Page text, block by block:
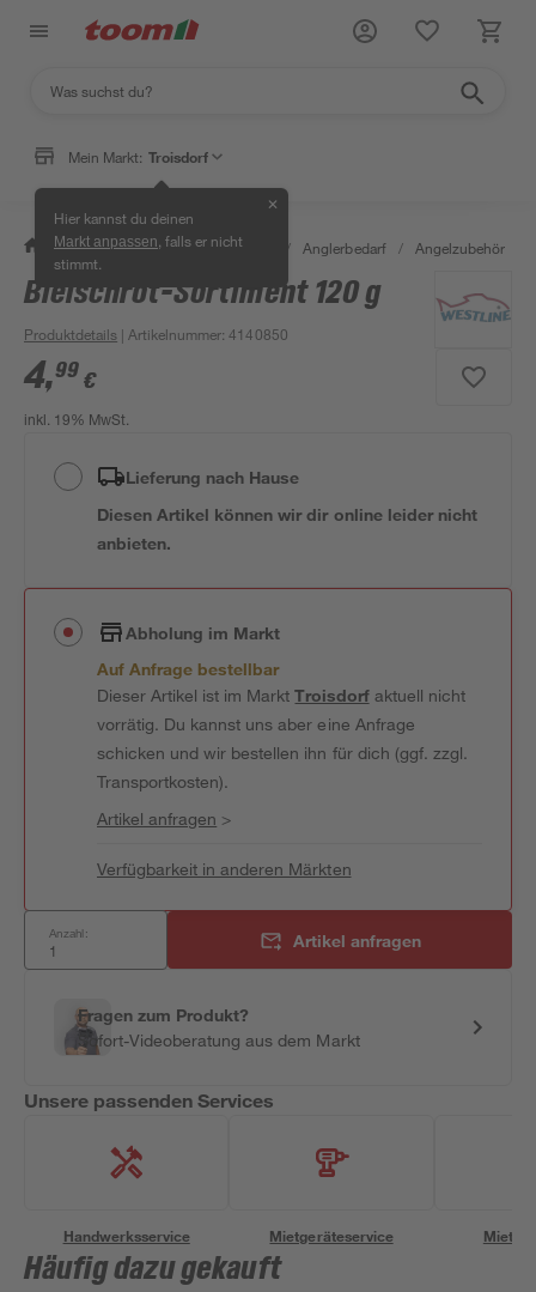
Mein Markt: Troisdorf
Hier kannst du deinen
Markt anpassen , falls er nicht
stimmt.
✕
/ Garten & Freizeit / Tierbedarf / Anglerbedarf / Angelzubehör
Bleischrot-Sortiment 120 g
Produktdetails | Artikelnummer:4140850
4,99 €
inkl. 19% MwSt.
Lieferung nach Hause
Diesen Artikel können wir dir online leider nicht
anbieten.
Abholung im Markt
Auf Anfrage bestellbar
Dieser Artikel ist im MarktTroisdorfaktuell nicht
vorrätig. Du kannst uns aber eine Anfrage
schicken und wir bestellen ihn für dich (ggf. zzgl.
Transportkosten).
Artikel anfragen >
Verfügbarkeit in anderen Märkten
Anzahl: Artikel anfragen
Fragen zum Produkt?
Sofort-Videoberatung aus dem Markt
Unsere passenden Services
Handwerksservice Mietgeräteservice
Häufig dazu gekauft